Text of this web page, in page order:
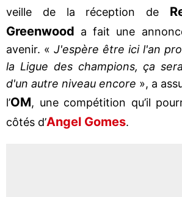
veille de la réception de
Greenwood a fait une
avenir. « J'espère être ici l'an
la Ligue des champions, ça
d'un autre niveau encore », a
l’OM, une compétition qu’il
côtés d’Angel Gomes.